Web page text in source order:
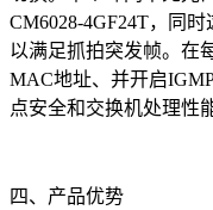
CM6028-4GF24T，同时
以满足抓拍突发帧。在
MAC地址、并开启
点安全和交换机处理性
四、产品优势